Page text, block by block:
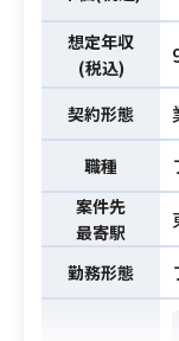
必須スキル
想定年収
(税込)
契約形態
職種
案件先
最寄駅
勤務形態